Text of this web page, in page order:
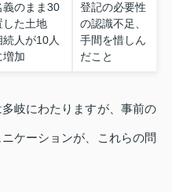
義のまま30
した土地
続人が10人
増加
登記の必要性
の認識不足、
手間を惜しん
だこと
岐にわたりますが、事前の
ケーションが、これらの問